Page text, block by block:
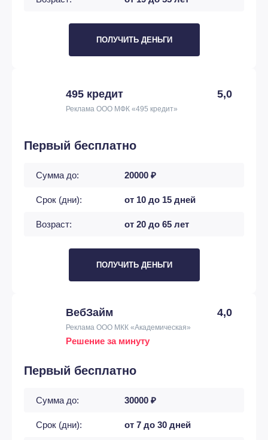
ПОЛУЧИТЬ ДЕНЬГИ
495 кредит 5,0
Реклама ООО МФК «495 кредит»
Первый бесплатно
Сумма до: 20000 ₽
Срок (дни): от 10 до 15 дней
Возраст: от 20 до 65 лет
ПОЛУЧИТЬ ДЕНЬГИ
ВебЗайм 4,0
Реклама ООО МКК «Академическая»
Решение за минуту
Первый бесплатно
Сумма до: 30000 ₽
Срок (дни): от 7 до 30 дней